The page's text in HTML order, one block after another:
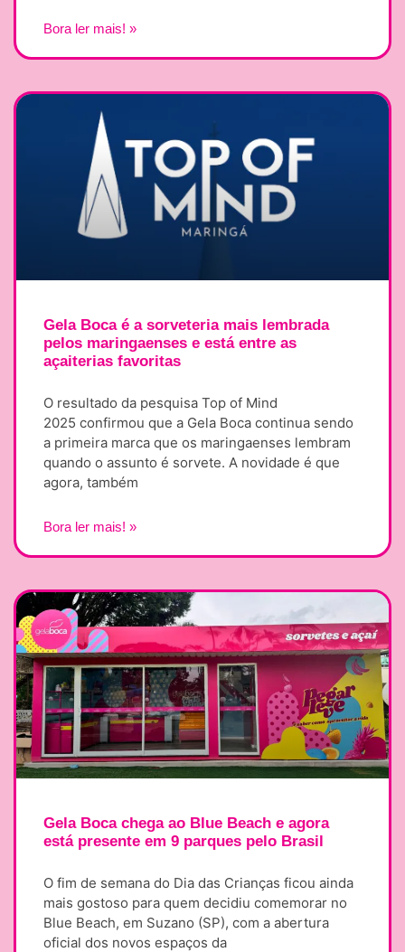
Bora ler mais! »
Gela Boca é a sorveteria mais lembrada
pelos maringaenses e está entre as
açaiterias favoritas
O resultado da pesquisa Top of Mind
2025 confirmou que a Gela Boca continua sendo
a primeira marca que os maringaenses lembram
quando o assunto é sorvete. A novidade é que
agora, também
Bora ler mais! »
Gela Boca chega ao Blue Beach e agora
está presente em 9 parques pelo Brasil
O fim de semana do Dia das Crianças ficou ainda
mais gostoso para quem decidiu comemorar no
Blue Beach, em Suzano (SP), com a abertura
oficial dos novos espaços da